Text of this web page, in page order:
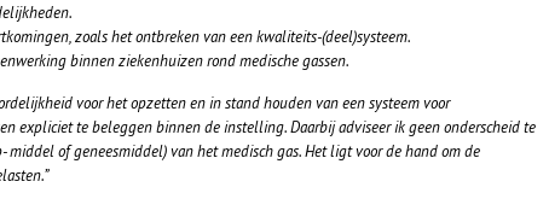
zoals het ontbreken van een kwaliteits-(deel)systeem.
binnen ziekenhuizen rond medische gassen.
voor het opzetten en in stand houden van een systeem voor
expliciet te beleggen binnen de instelling. Daarbij adviseer ik geen onderscheid te
middel of geneesmiddel) van het medisch gas. Het ligt voor de hand om de